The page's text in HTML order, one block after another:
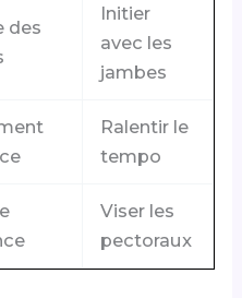
des
Initier
avec les
jambes
Ralentir le
tempo
Viser les
pectoraux